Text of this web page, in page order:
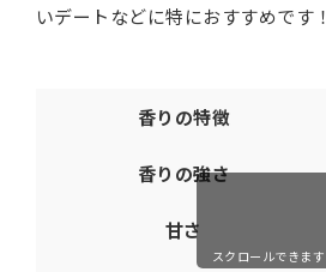
いデートなどに特におすすめです！
香りの特徴
香りの強さ
甘さ
スクロールできます